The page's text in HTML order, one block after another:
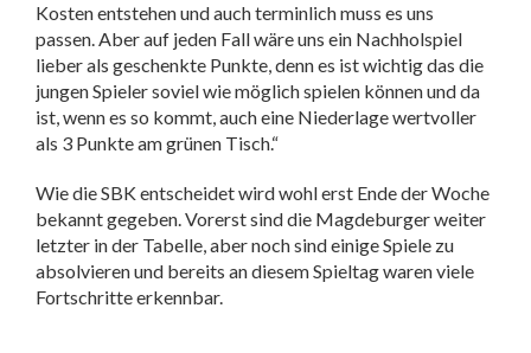
Kosten entstehen und auch terminlich muss es uns
passen. Aber auf jeden Fall wäre uns ein Nachholspiel
lieber als geschenkte Punkte, denn es ist wichtig das die
jungen Spieler soviel wie möglich spielen können und da
ist, wenn es so kommt, auch eine Niederlage wertvoller
als 3 Punkte am grünen Tisch.“
Wie die SBK entscheidet wird wohl erst Ende der Woche
bekannt gegeben. Vorerst sind die Magdeburger weiter
letzter in der Tabelle, aber noch sind einige Spiele zu
absolvieren und bereits an diesem Spieltag waren viele
Fortschritte erkennbar.